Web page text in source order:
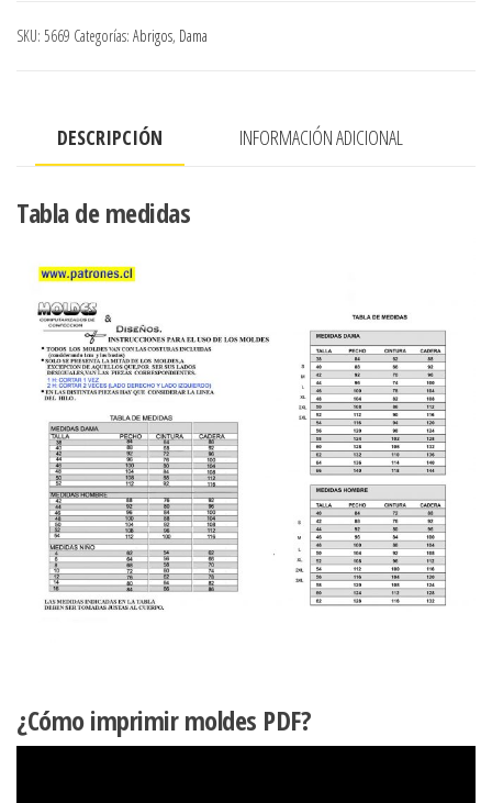
n
cintura
SKU: 5669 Categorías: Abrigos, Dama
DESCRIPCIÓN INFORMACIÓN ADICIONAL
Tabla de medidas
¿Cómo imprimir moldes PDF?